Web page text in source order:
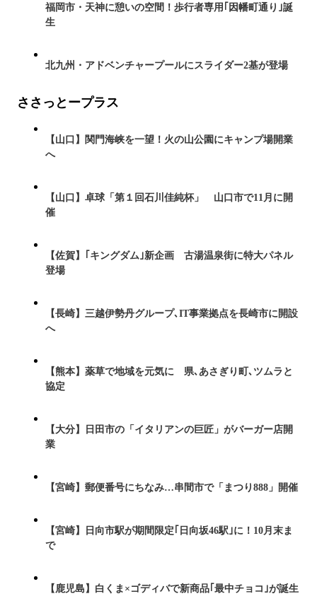
福岡市・天神に憩いの空間！歩行者専用｢因幡町通り｣誕
生
北九州・アドベンチャープールにスライダー2基が登場
ささっとープラス
【山口】関門海峡を一望！火の山公園にキャンプ場開業
へ
【山口】卓球「第１回石川佳純杯」 山口市で11月に開
催
【佐賀】｢キングダム｣新企画 古湯温泉街に特大パネル
登場
【長崎】三越伊勢丹グループ､IT事業拠点を長崎市に開設
へ
【熊本】薬草で地域を元気に 県､あさぎり町､ツムラと
協定
【大分】日田市の「イタリアンの巨匠」がバーガー店開
業
【宮崎】郵便番号にちなみ…串間市で「まつり888」開催
【宮崎】日向市駅が期間限定｢日向坂46駅｣に！10月末ま
で
【鹿児島】白くま×ゴディバで新商品｢最中チョコ｣が誕生